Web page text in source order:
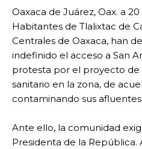
Oaxaca de Juárez, Oax. a
Habitantes de Tlalixtac de
Centrales de Oaxaca, han
indefinido el acceso a San
protesta por el proyecto de
sanitario en la zona, de
contaminando sus afluentes.
Ante ello, la comunidad
Presidenta de la República.